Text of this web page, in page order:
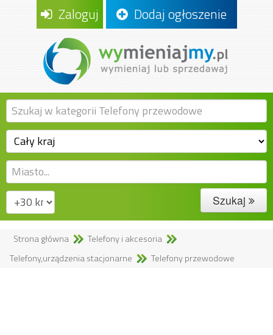
Zaloguj Dodaj ogłoszenie
Szukaj
Strona główna
Telefony i akcesoria
Telefony,urządzenia stacjonarne
Telefony przewodowe